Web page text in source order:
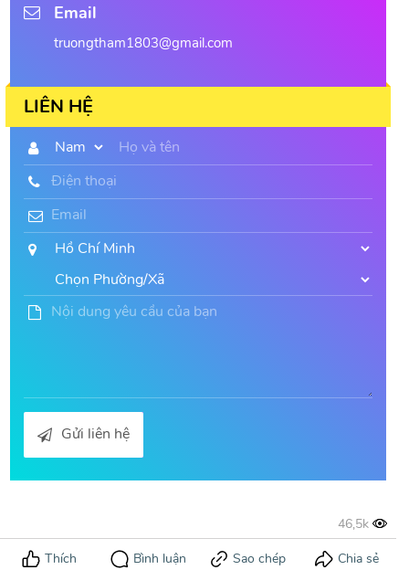
Email
truongtham1803@gmail.com
LIÊN HỆ
Gửi liên hệ